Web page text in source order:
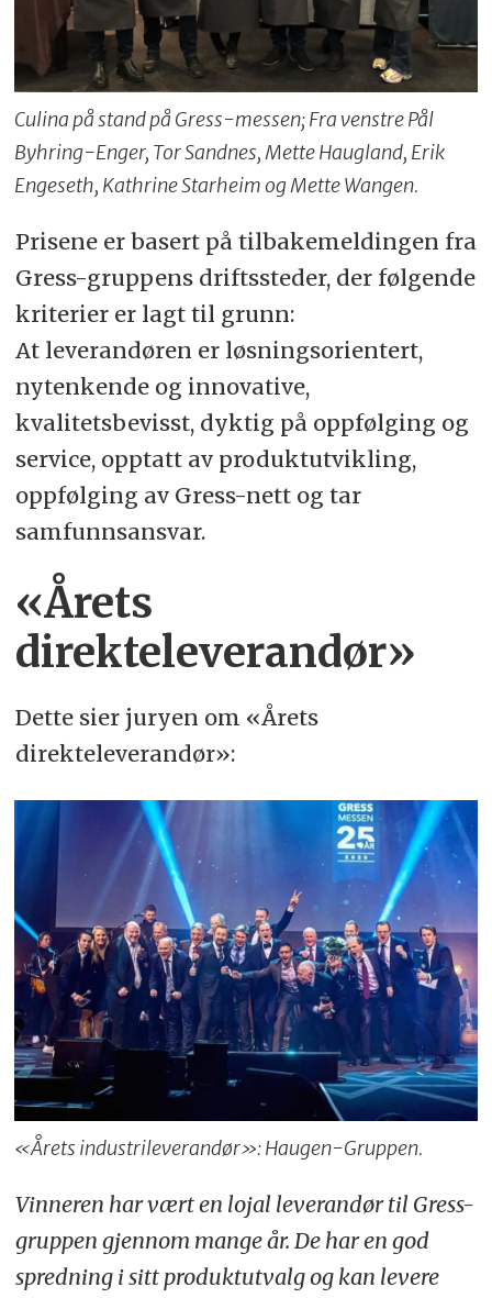
Culina på stand på Gress-messen; Fra venstre Pål
Byhring-Enger, Tor Sandnes, Mette Haugland, Erik
Engeseth, Kathrine Starheim og Mette Wangen.
Prisene er basert på tilbakemeldingen fra
Gress-gruppens driftssteder, der følgende
kriterier er lagt til grunn:
At leverandøren er løsningsorientert,
nytenkende og innovative,
kvalitetsbevisst, dyktig på oppfølging og
service, opptatt av produktutvikling,
oppfølging av Gress-nett og tar
samfunnsansvar.
«Årets
direkteleverandør»
Dette sier juryen om «Årets
direkteleverandør»:
«Årets industrileverandør»: Haugen-Gruppen.
Vinneren har vært en lojal leverandør til Gress-
gruppen gjennom mange år. De har en god
spredning i sitt produktutvalg og kan levere